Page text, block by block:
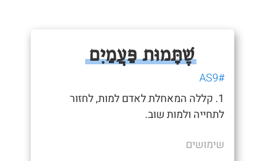
שֶׁתָּמוּת פַּעֲמַיִם
#AS9
1. קללה המאחלת לאדם למות, לחזור
לתחייה ולמות שוב.
שימושים